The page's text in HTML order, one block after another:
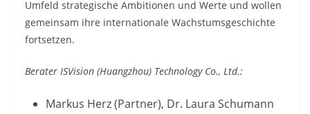
Umfeld strategische Ambitionen und Werte und wollen
gemeinsam ihre internationale Wachstumsgeschichte
fortsetzen.
Berater ISVision (Huangzhou) Technology Co., Ltd.:
Markus Herz (Partner), Dr. Laura Schumann